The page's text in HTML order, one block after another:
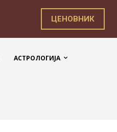
ЦЕНОВНИК
АСТРОЛОГИЈА